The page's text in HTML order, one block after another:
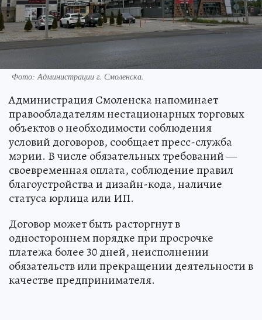
Фото: Администрации г. Смоленска.
Администрация Смоленска напоминает
правообладателям нестационарных торговых
объектов о необходимости соблюдения
условий договоров, сообщает пресс-служба
мэрии. В числе обязательных требований —
своевременная оплата, соблюдение правил
благоустройства и дизайн-кода, наличие
статуса юрлица или ИП.
Договор может быть расторгнут в
одностороннем порядке при просрочке
платежа более 30 дней, неисполнении
обязательств или прекращении деятельности в
качестве предпринимателя.